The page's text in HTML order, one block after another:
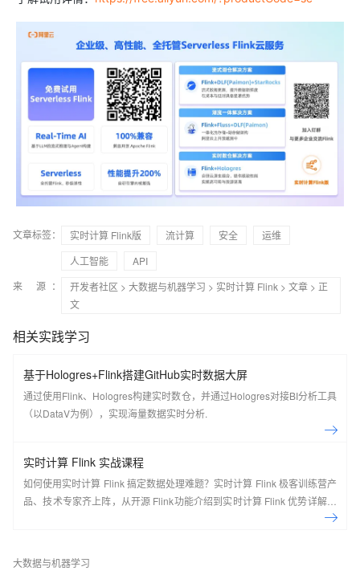
文章标签： 实时计算 Flink版 流计算 安全
运维
人工智能
API
来 源：
开发者社区 > 大数据与机器学习 > 实时计算 Flink > 文章 > 正
文
相关实践学习
基于Hologres+Flink搭建GitHub实时数据大屏
通过使用Flink、Hologres构建实时数仓，并通过Hologres对接BI分析工具
（以DataV为例），实现海量数据实时分析.
实时计算 Flink 实战课程
如何使用实时计算 Flink 搞定数据处理难题？实时计算 Flink 极客训练营产
品、技术专家齐上阵，从开源 Flink功能介绍到实时计算 Flink 优势详解，
现场实操，5天即可上手！ 欢迎开通实时计算 Flink 版：
的会议，通过参会不仅可以了解到 Flink 社区的最新动态和发展计划，还
大数据与机器学习